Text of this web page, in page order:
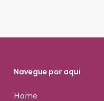
Navegue por aqui
Home